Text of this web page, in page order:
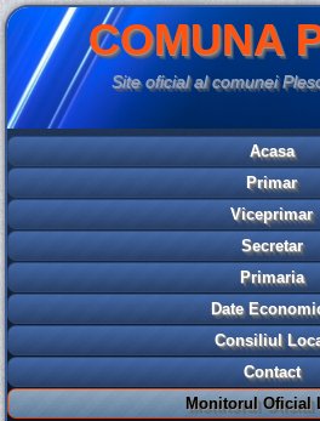
COMUNA
Site oficial al comunei
Acasa
Primar
Viceprimar
Secretar
Primaria
Date
Consiliul
Contact
Monitorul Oficial